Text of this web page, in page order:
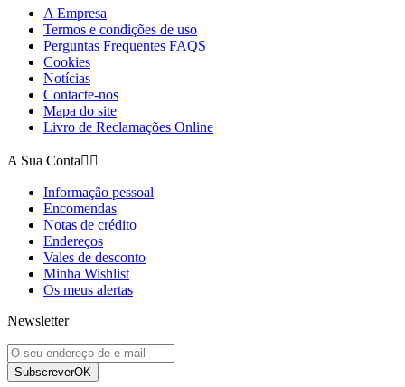
A Empresa
Termos e condições de uso
Perguntas Frequentes FAQS
Cookies
Notícias
Contacte-nos
Mapa do site
Livro de Reclamações Online
A Sua Conta 
Informação pessoal
Encomendas
Notas de crédito
Endereços
Vales de desconto
Minha Wishlist
Os meus alertas
Newsletter
SubscreverOK